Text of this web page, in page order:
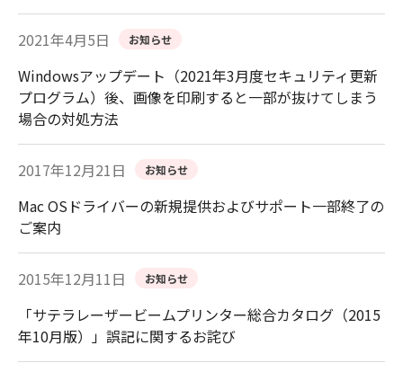
2021年4月5日 お知らせ
Windowsアップデート（2021年3月度セキュリティ更新
プログラム）後、画像を印刷すると一部が抜けてしまう
場合の対処方法
2017年12月21日 お知らせ
Mac OSドライバーの新規提供およびサポート一部終了の
ご案内
2015年12月11日 お知らせ
「サテラレーザービームプリンター総合カタログ（2015
年10月版）」誤記に関するお詫び